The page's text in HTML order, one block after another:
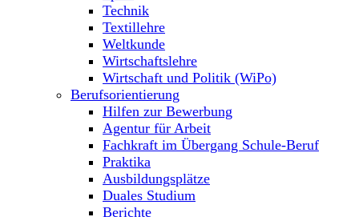
Technik
Textillehre
Weltkunde
Wirtschaftslehre
Wirtschaft und Politik (WiPo)
Berufsorientierung
Hilfen zur Bewerbung
Agentur für Arbeit
Fachkraft im Übergang Schule-Beruf
Praktika
Ausbildungsplätze
Duales Studium
Berichte